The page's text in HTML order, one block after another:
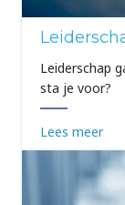
Leiderschap
sta je voor?
Lees meer